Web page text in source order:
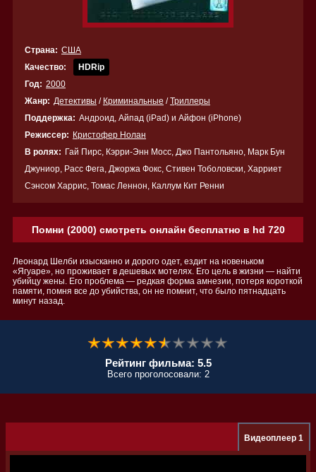
Страна: США
Качество:
HDRip
Год: 2000
Жанр: Детективы / Криминальные /Триллеры
Поддержка: Андроид, Айпад (iPad) и Айфон (iPhone)
Режиссер: Кристофер Нолан
В ролях: Гай Пирс, Кэрри-Энн Мосс, Джо Пантольяно, Марк Бун
Джуниор, Расс Фега, Джоржа Фокс, Стивен Тоболовски, Харриет
Сэнсом Харрис, Томас Леннон, Каллум Кит Ренни
Помни (2000) смотреть онлайн бесплатно в hd 720
Леонард Шелби изысканно и дорого одет, ездит на новеньком
«Ягуаре», но проживает в дешевых мотелях. Его цель в жизни — найти
убийцу жены. Его проблема — редкая форма амнезии, потеря короткой
памяти, помня все до убийства, он не помнит, что было пятнадцать
минут назад.
Рейтинг фильма: 5.5
Всего проголосовали: 2
Видеоплеер 1